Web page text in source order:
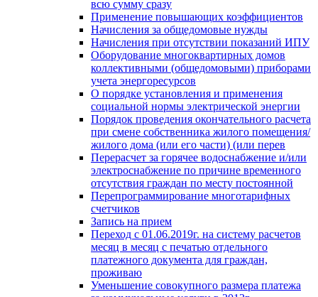
всю сумму сразу
Применение повышающих коэффициентов
Начисления за общедомовые нужды
Начисления при отсутствии показаний ИПУ
Оборудование многоквартирных домов
коллективными (общедомовыми) приборами
учета энергоресурсов
О порядке установления и применения
социальной нормы электрической энергии
Порядок проведения окончательного расчета
при смене собственника жилого помещения/
жилого дома (или его части) (или перев
Перерасчет за горячее водоснабжение и/или
электроснабжение по причине временного
отсутствия граждан по месту постоянной
Перепрограммирование многотарифных
счетчиков
Запись на прием
Переход с 01.06.2019г. на систему расчетов
месяц в месяц с печатью отдельного
платежного документа для граждан,
проживаю
Уменьшение совокупного размера платежа